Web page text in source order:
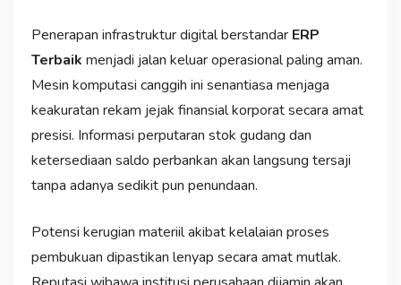
Penerapan infrastruktur digital berstandar ERP
Terbaik menjadi jalan keluar operasional paling aman.
Mesin komputasi canggih ini senantiasa menjaga
keakuratan rekam jejak finansial korporat secara amat
presisi. Informasi perputaran stok gudang dan
ketersediaan saldo perbankan akan langsung tersaji
tanpa adanya sedikit pun penundaan.
Potensi kerugian materiil akibat kelalaian proses
pembukuan dipastikan lenyap secara amat mutlak.